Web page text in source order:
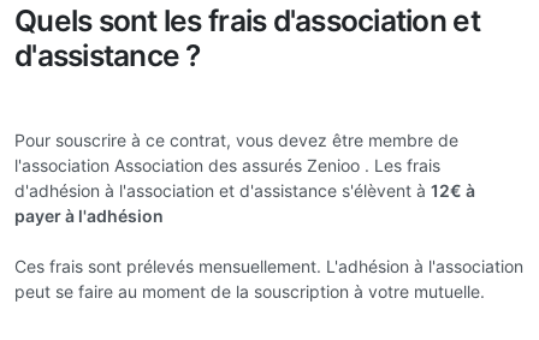
Quels sont les frais d'association et
d'assistance ?
Pour souscrire à ce contrat, vous devez être membre de
l'association Association des assurés Zenioo . Les frais
d'adhésion à l'association et d'assistance s'élèvent à 12€ à
payer à l'adhésion
Ces frais sont prélevés mensuellement. L'adhésion à l'association
peut se faire au moment de la souscription à votre mutuelle.